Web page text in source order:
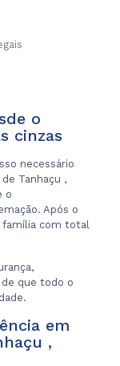
o
cinzas
necessário
Tanhaçu ,
o
Após o
família com total
que todo o
em
,